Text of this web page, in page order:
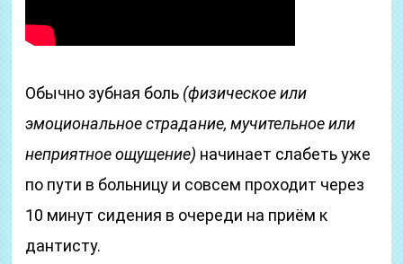
Обычно зубная боль (физическое или
эмоциональное страдание, мучительное или
неприятное ощущение) начинает слабеть уже
по пути в больницу и совсем проходит через
10 минут сидения в очереди на приём к
дантисту.